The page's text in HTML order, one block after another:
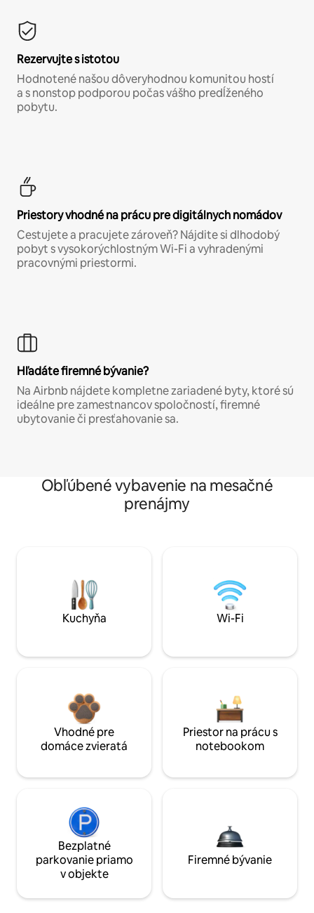
Rezervujte s istotou
Hodnotené našou dôveryhodnou komunitou hostí
a s nonstop podporou počas vášho predĺženého
pobytu.
Priestory vhodné na prácu pre digitálnych nomádov
Cestujete a pracujete zároveň? Nájdite si dlhodobý
pobyt s vysokorýchlostným Wi-Fi a vyhradenými
pracovnými priestormi.
Hľadáte firemné bývanie?
Na Airbnb nájdete kompletne zariadené byty, ktoré sú
ideálne pre zamestnancov spoločností, firemné
ubytovanie či presťahovanie sa.
Obľúbené vybavenie na mesačné
prenájmy
Kuchyňa Wi-Fi
Vhodné pre
domáce zvieratá
Priestor na prácu s
notebookom
Bezplatné
parkovanie priamo
v objekte
Firemné bývanie